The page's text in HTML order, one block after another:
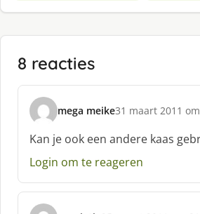
8 reacties
mega meike
s
c
h
r
e
f
31 maart 2011
Kan je ook een andere kaas
Login om te reageren